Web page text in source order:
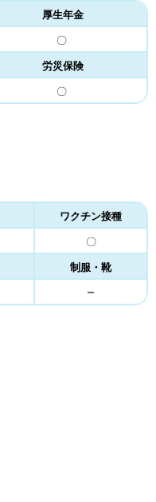
厚生年金
〇
労災保険
〇
ワクチン接種
〇
制服・靴
－